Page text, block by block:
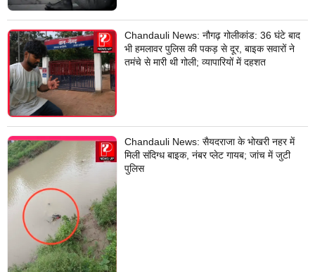
Chandauli News: नौगढ़ गोलीकांड: 36 घंटे बाद
भी हमलावर पुलिस की पकड़ से दूर, बाइक सवारों ने
तमंचे से मारी थी गोली; व्यापारियों में दहशत
Chandauli News: सैयदराजा के भोखरी नहर में
मिली संदिग्ध बाइक, नंबर प्लेट गायब; जांच में जुटी
पुलिस